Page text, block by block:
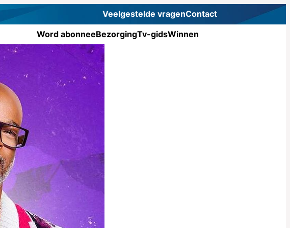
Veelgestelde vragenContact
Word abonneeBezorgingTv-gidsWinnen